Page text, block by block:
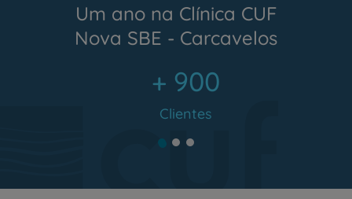
Um ano na Clínica CUF
Nova SBE - Carcavelos
+ 900
Clientes